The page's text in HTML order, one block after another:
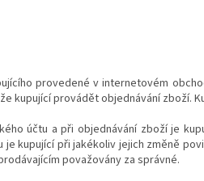
provedené v internetovém
kupující provádět objednávání zboží.
účtu a při objednávání zboží je
kupující při jakékoliv jejich změně
považovány za správné.